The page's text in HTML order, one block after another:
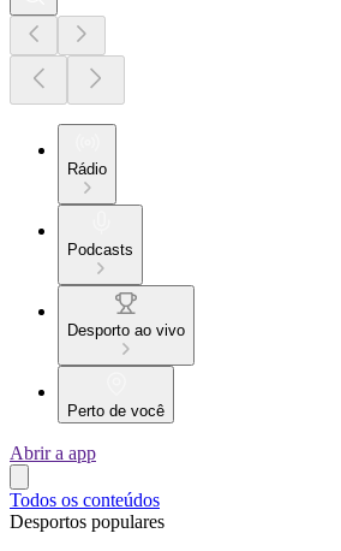
Rádio
Podcasts
Desporto ao vivo
Perto de você
Abrir a app
Todos os conteúdos
Desportos populares